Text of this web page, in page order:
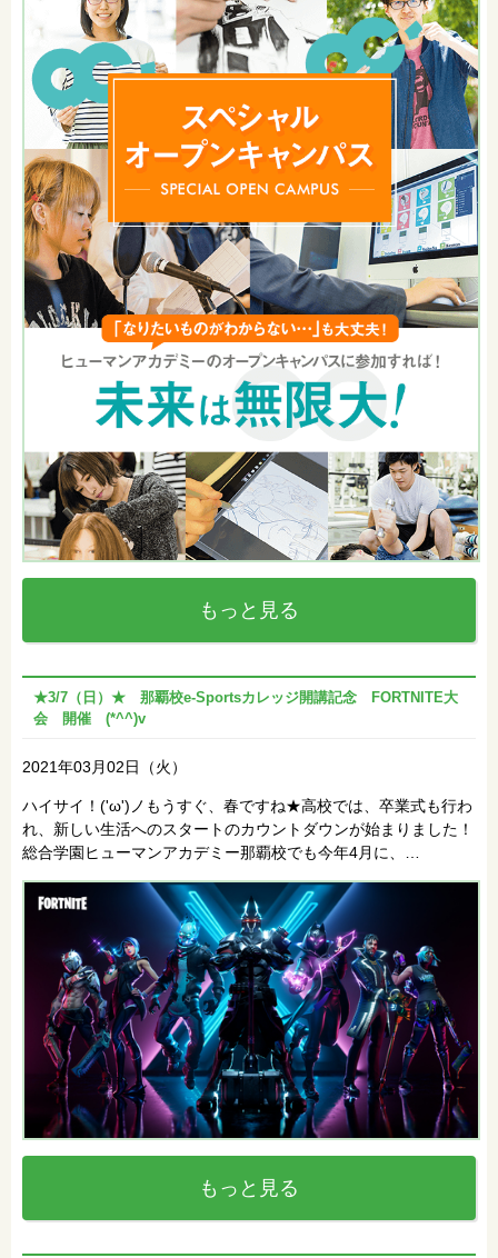
もっと見る
★3/7（日）★ 那覇校e-Sportsカレッジ開講記念 FORTNITE大
会 開催 (*^^)v
2021年03月02日（火）
ハイサイ！('ω')ノもうすぐ、春ですね★高校では、卒業式も行わ
れ、新しい生活へのスタートのカウントダウンが始まりました！
総合学園ヒューマンアカデミー那覇校でも今年4月に、…
もっと見る